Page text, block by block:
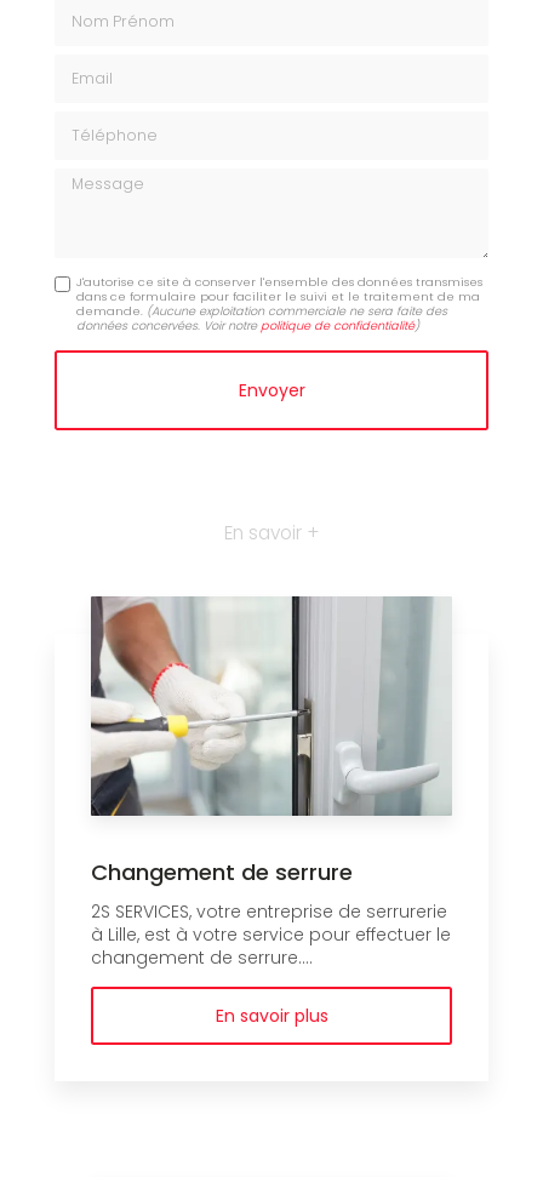
Message
J'autorise ce site à conserver l'ensemble des données transmises
dans ce formulaire pour faciliter le suivi et le traitement de ma
demande. (Aucune exploitation commerciale ne sera faite des
données concervées. Voir notrepolitique de confidentialité)
En savoir +
Changement de serrure
2S SERVICES, votre entreprise de serrurerie
à Lille, est à votre service pour effectuer le
changement de serrure....
En savoir plus